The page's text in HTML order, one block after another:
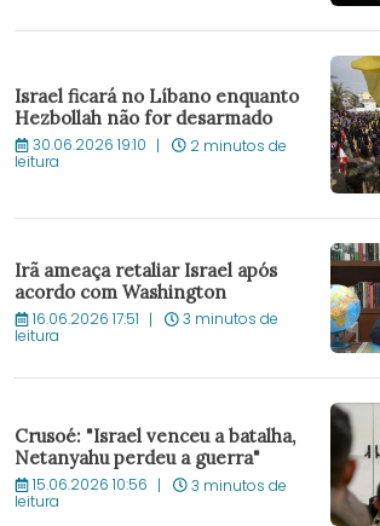
Israel ficará no Líbano enquanto
Hezbollah não for desarmado
30.06.2026 19:10 2 minutos de
leitura
Irã ameaça retaliar Israel após
acordo com Washington
16.06.2026 17:51 3 minutos de
leitura
Crusoé: "Israel venceu a batalha,
Netanyahu perdeu a guerra"
15.06.2026 10:56 3 minutos de
leitura